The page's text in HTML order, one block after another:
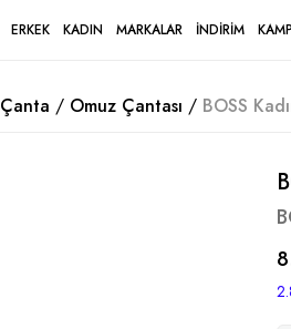
ERKEK KADIN MARKALAR İNDİRİM
Çanta Omuz Çantası BOSS